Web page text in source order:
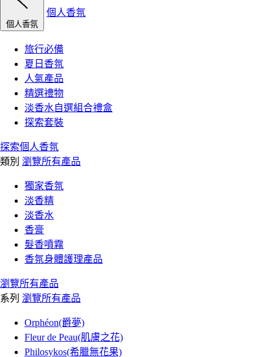
個人香氛
個人香氛
旅行必備
夏日香氛
人氣產品
精選禮物
淡香水自選組合禮盒
探索套裝
探索個人香氛
類別 瀏覽所有產品
獨家香氛
淡香精
淡香水
香膏
髮香噴霧
香氛身體護理產品
瀏覽所有產品
系列 瀏覽所有產品
Orphéon(爵夢)
Fleur de Peau(肌膚之花)
Philosykos(希臘無花果)